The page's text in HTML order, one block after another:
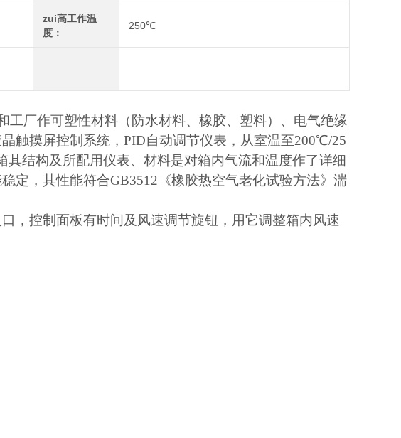
zui高工作温
度：
250℃
工厂作可塑性材料（防水材料、橡胶、塑料）、电气绝缘
触摸屏控制系统， PID自动调节仪表，从室温至200℃/25
结构及所配用仪表、材料是对箱内气流和温度作了详细
定，其性能符合GB3512 《橡胶热空气老化试验方法》湍
，控制面板有时间及风速调节旋钮，用它调整箱内风速